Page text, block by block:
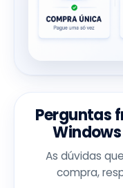
Perguntas
Windows
As dúvidas
compra,